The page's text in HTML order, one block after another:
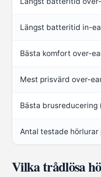
Längst batteritid in-
Bästa komfort over-
Mest prisvärd over-
Bästa brusreducering
Antal testade hörlurar
Vilka trådlösa